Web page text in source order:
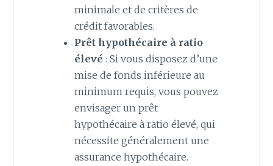
minimale et de critères de
crédit favorables.
Prêt hypothécaire à ratio
élevé : Si vous disposez d’une
mise de fonds inférieure au
minimum requis, vous pouvez
envisager un prêt
hypothécaire à ratio élevé, qui
nécessite généralement une
assurance hypothécaire.